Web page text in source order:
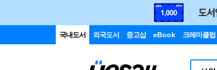
국내도서 외국도서 중고샵 eBook 크레마클럽